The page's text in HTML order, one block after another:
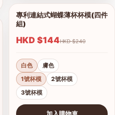
1/2
專利連結式蝴蝶薄杯杯模(四件
組)
HKD $144 HKD $240
白色
膚色
1號杯模
2號杯模
3號杯模